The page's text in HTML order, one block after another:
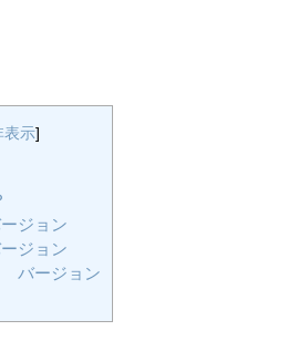
表示]
ジョン
ジョン
バージョン